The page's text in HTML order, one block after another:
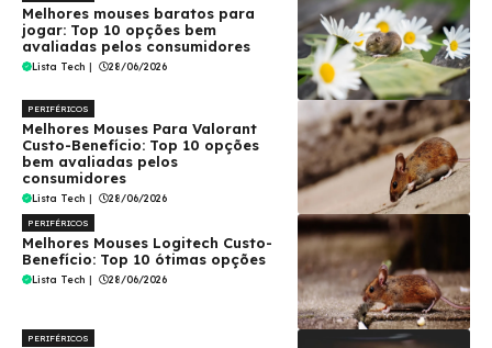
Melhores mouses baratos para
jogar: Top 10 opções bem
avaliadas pelos consumidores
Lista Tech | 28/06/2026
PERIFÉRICOS
Melhores Mouses Para Valorant
Custo-Benefício: Top 10 opções
bem avaliadas pelos
consumidores
Lista Tech | 28/06/2026
PERIFÉRICOS
Melhores Mouses Logitech Custo-
Benefício: Top 10 ótimas opções
Lista Tech | 28/06/2026
PERIFÉRICOS